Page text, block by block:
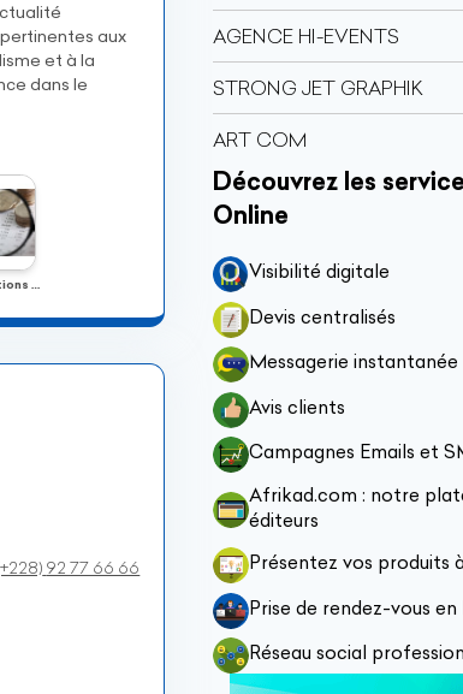
aux
et à la
dans le
Investigations économiques
92 77 66 66
AGENCE HI-EVENTS
STRONG JET GRAPHIK
ART COM
Découvrez les
Online
Visibilité digitale
Devis centralisés
Messagerie instantanée
Avis clients
Campagnes Emails et
Afrikad.com : notre
éditeurs
Présentez vos produits
Prise de rendez-vous en
Réseau social